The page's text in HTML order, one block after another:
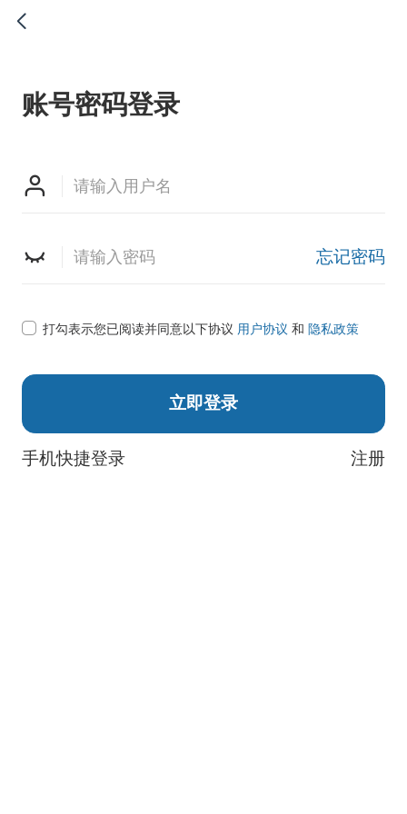

账号密码登录

 忘记密码
 打勾表示您已阅读并同意以下协议 用户协议 和 隐私政策
立即登录
手机快捷登录 注册